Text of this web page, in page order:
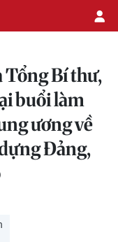
Tổng Bí thư,
buổi làm
ương về
Đảng,